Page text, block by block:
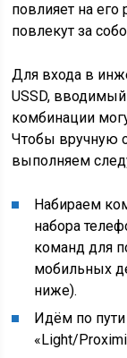
повлияет на его
повлекут за
Для входа в
USSD,
комбинации
Чтобы вручную
выполняем
Набираем
набора
команд для
мобильных
ниже).
Идём по пути
«Light/